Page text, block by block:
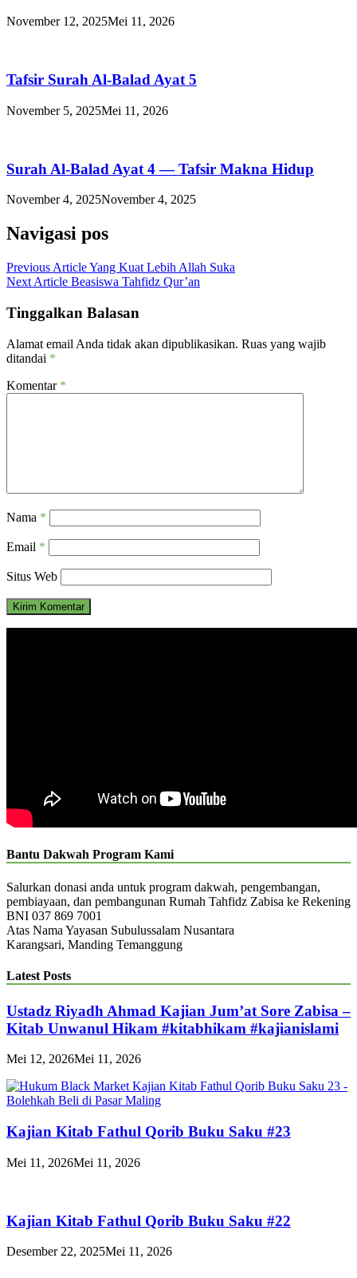
November 12, 2025Mei 11, 2026
Tafsir Surah Al-Balad Ayat 5
November 5, 2025Mei 11, 2026
Surah Al-Balad Ayat 4 — Tafsir Makna Hidup
November 4, 2025November 4, 2025
Navigasi pos
Previous ArticleYang Kuat Lebih Allah Suka
Next Article Beasiswa Tahfidz Qur’an
Tinggalkan Balasan
Alamat email Anda tidak akan dipublikasikan. Ruas yang wajib
ditandai *
Komentar *
Nama *
Email *
Situs Web
Bantu Dakwah Program Kami
Salurkan donasi anda untuk program dakwah, pengembangan,
pembiayaan, dan pembangunan Rumah Tahfidz Zabisa ke Rekening
BNI 037 869 7001
Atas Nama Yayasan Subulussalam Nusantara
Karangsari, Manding Temanggung
Latest Posts
Ustadz Riyadh Ahmad Kajian Jum’at Sore Zabisa –
Kitab Unwanul Hikam #kitabhikam #kajianislami
Mei 12, 2026Mei 11, 2026
Kajian Kitab Fathul Qorib Buku Saku #23
Mei 11, 2026Mei 11, 2026
Kajian Kitab Fathul Qorib Buku Saku #22
Desember 22, 2025Mei 11, 2026